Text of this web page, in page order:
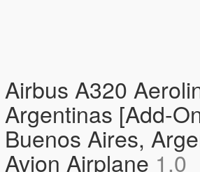
Airbus A320
Argentinas [Add-
Buenos Aires,
Avion Airplane 1.0